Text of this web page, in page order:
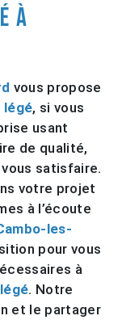
à
vous propose
légé, si vous
usant
de qualité,
satisfaire.
votre projet
à l’écoute
les-
pour vous
à
. Notre
et le partager